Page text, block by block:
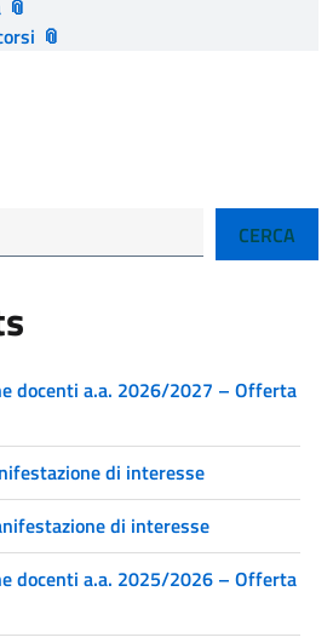
CERCA
docenti a.a. 2026/2027 – Offerta
di interesse
di interesse
docenti a.a. 2025/2026 – Offerta